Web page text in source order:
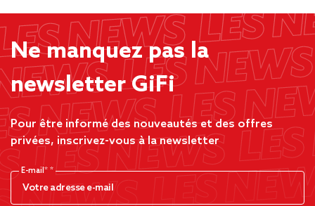
Ne manquez pas la
newsletter GiFi
Pour être informé des nouveautés et des offres
privées, inscrivez-vous à la newsletter
E-mail*